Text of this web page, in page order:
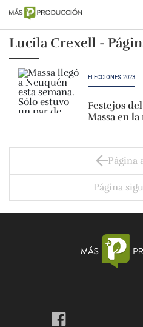
Lucila Crexell -
ELECCIONES 2023
Festejos
Massa en
Página
Página